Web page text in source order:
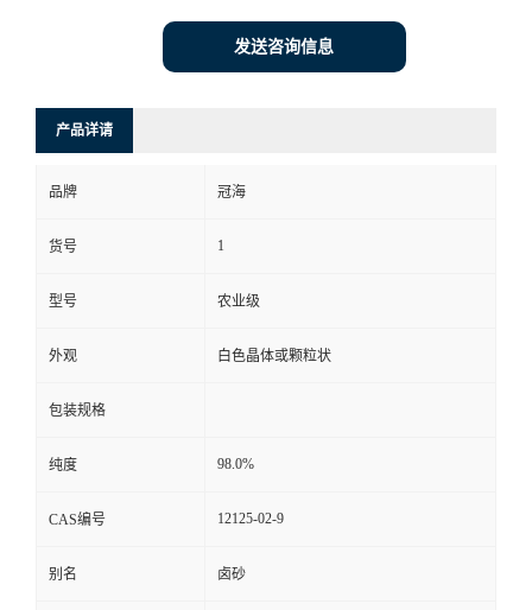
发送咨询信息
产品详请
品牌 冠海
货号 1
型号 农业级
外观 白色晶体或颗粒状
包装规格
纯度 98.0%
CAS编号 12125-02-9
别名 卤砂